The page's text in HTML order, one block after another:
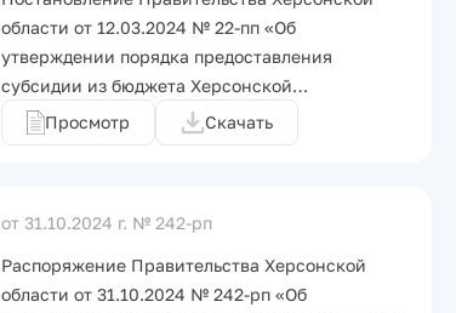
области от 12.03.2024 № 22-пп «Об
утверждении порядка предоставления
субсидии из бюджета Херсонской…
Просмотр
Скачать
от 31.10.2024 г. № 242-рп
Распоряжение Правительства Херсонской
области от 31.10.2024 № 242-рп «Об